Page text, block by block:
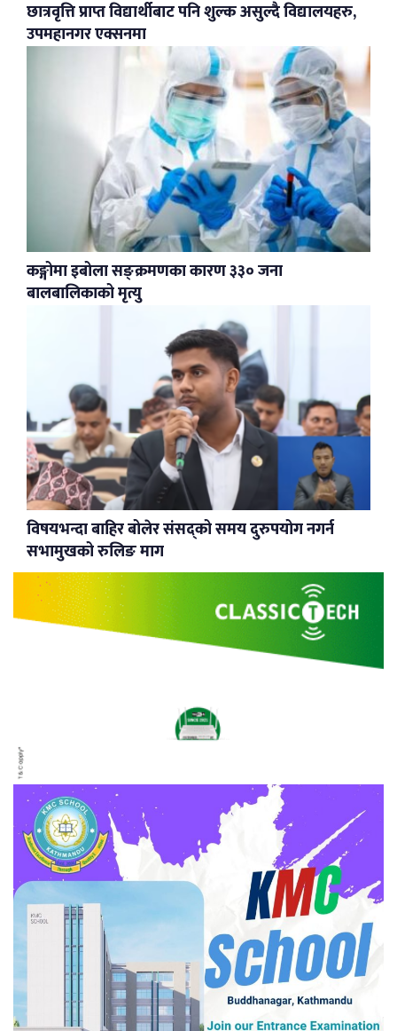
छात्रवृत्ति प्राप्त विद्यार्थीबाट पनि शुल्क असुल्दै विद्यालयहरु,
उपमहानगर एक्सनमा
कङ्गोमा इबोला सङ्क्रमणका कारण ३३० जना
बालबालिकाको मृत्यु
विषयभन्दा बाहिर बोलेर संसद्को समय दुरुपयोग नगर्न
सभामुखको रुलिङ माग